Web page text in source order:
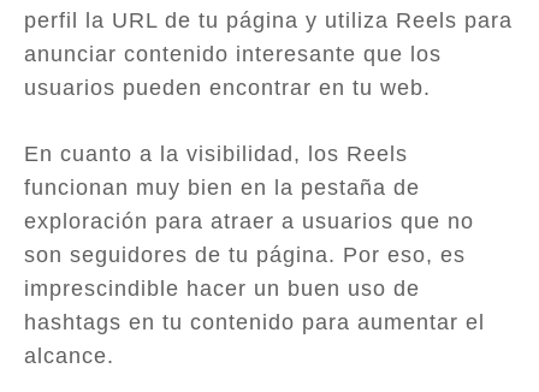
perfil la URL de tu página y utiliza Reels para
anunciar contenido interesante que los
usuarios pueden encontrar en tu web.
En cuanto a la visibilidad, los Reels
funcionan muy bien en la pestaña de
exploración para atraer a usuarios que no
son seguidores de tu página. Por eso, es
imprescindible hacer un buen uso de
hashtags en tu contenido para aumentar el
alcance.